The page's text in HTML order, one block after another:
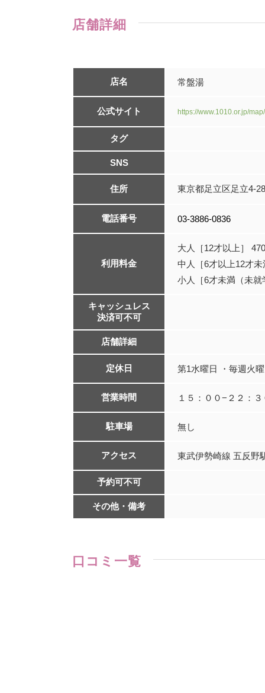
店舗詳細
店名 常盤湯
公式サイト https://www.1010.or.jp/
タグ
SNS
住所 東京都足立区足立4-
電話番号 03-3886-0836
利用料金
大人［12才以上］
中人［6才以上12才
小人［6才未満（未
キャッシュレス
決済可不可
店舗詳細
定休日 第1水曜日 ・毎週火
営業時間 １５：００−２２：３
駐車場 無し
アクセス 東武伊勢崎線 五反野
予約可不可
その他・備考
口コミ一覧